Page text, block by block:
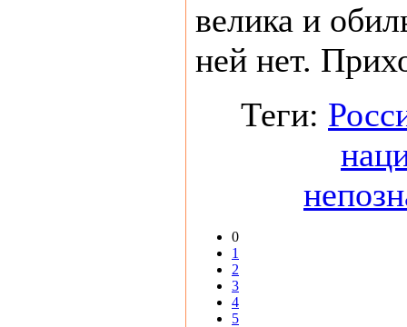
велика и
ней нет.
Теги:
0
1
2
3
4
5